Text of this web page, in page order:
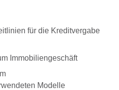
für die Kreditvergabe
Immobiliengeschäft
Modelle